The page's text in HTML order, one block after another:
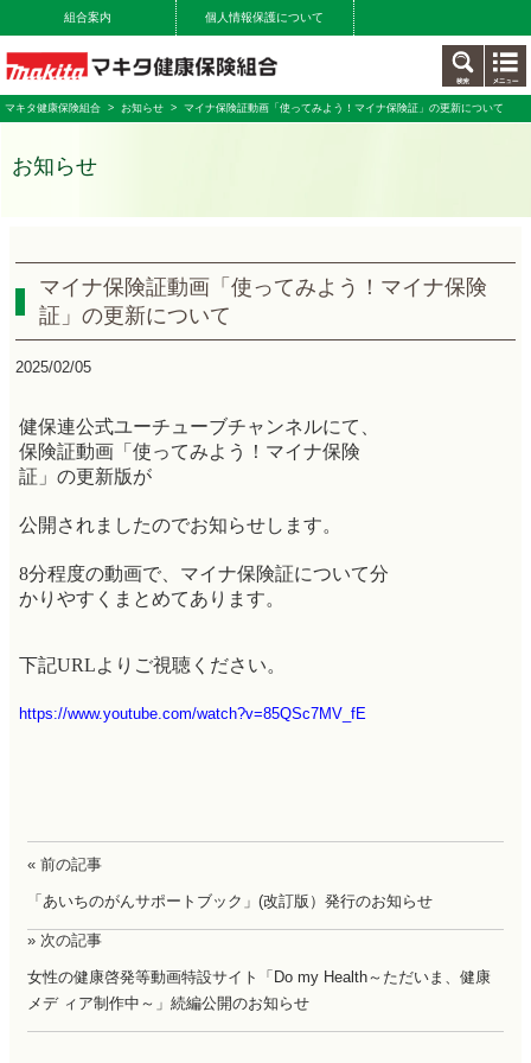
組合案内 個人情報保護について
マキタ健康保険組合 > お知らせ > マイナ保険証動画「使ってみよう！マイナ保険証」の更新について
お知らせ
マイナ保険証動画「使ってみよう！マイナ保険
証」の更新について
2025/02/05
健保連公式ユーチューブチャンネルにて、
保険証動画「使ってみよう！マイナ保険
証」の更新版が
公開されましたのでお知らせします。
8分程度の動画で、マイナ保険証について分
かりやすくまとめてあります。
下記URLよりご視聴ください。
https://www.youtube.com/watch?v=85QSc7MV_fE
« 前の記事
「あいちのがんサポートブック」(改訂版）発行のお知らせ
» 次の記事
女性の健康啓発等動画特設サイト「Do my Health～ただいま、健康
メデ ィア制作中～」続編公開のお知らせ